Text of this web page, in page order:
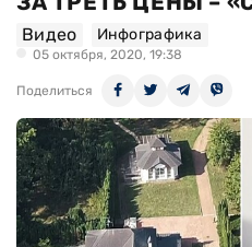
Видео Инфографика
05 октября, 2020, 19:38
Поделиться